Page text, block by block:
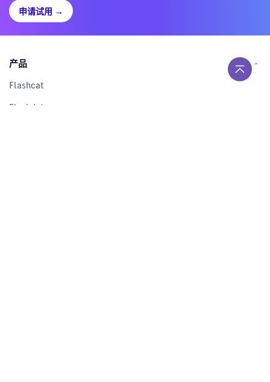
申请试用 →
产品
Flashcat
Flashduty